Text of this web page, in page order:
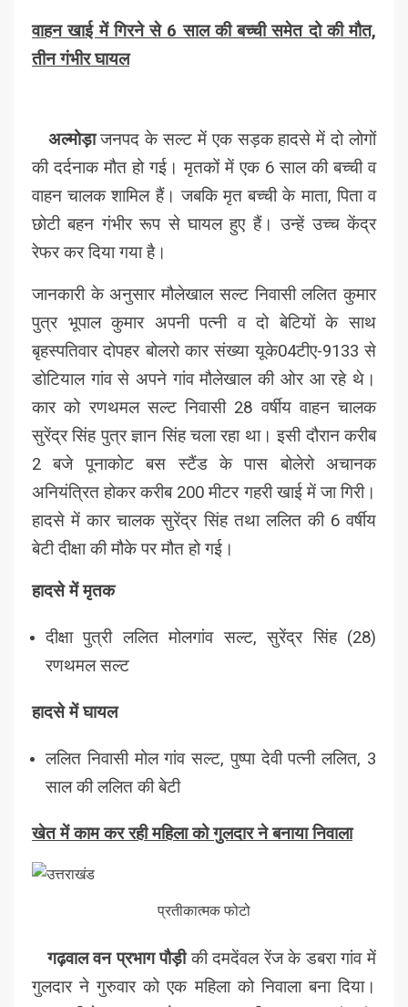
वाहन खाई में गिरने से 6 साल की बच्ची समेत दो की मौत,
तीन गंभीर घायल
अल्मोड़ाजनपद के सल्ट में एक सड़क हादसे में दो लोगों
की दर्दनाक मौत हो गई। मृतकों में एक 6 साल की बच्ची व
वाहन चालक शामिल हैं। जबकि मृत बच्ची के माता, पिता व
छोटी बहन गंभीर रूप से घायल हुए हैं। उन्हें उच्च केंद्र
रेफर कर दिया गया है।
जानकारी के अनुसार मौलेखाल सल्ट निवासी ललित कुमार
पुत्र भूपाल कुमार अपनी पत्नी व दो बेटियों के साथ
बृहस्पतिवार दोपहर बोलरो कार संख्या यूके04टीए-9133 से
डोटियाल गांव से अपने गांव मौलेखाल की ओर आ रहे थे।
कार को रणथमल सल्ट निवासी 28 वर्षीय वाहन चालक
सुरेंद्र सिंह पुत्र ज्ञान सिंह चला रहा था। इसी दौरान करीब
2 बजे पूनाकोट बस स्टैंड के पास बोलेरो अचानक
अनियंत्रित होकर करीब 200 मीटर गहरी खाई में जा गिरी।
हादसे में कार चालक सुरेंद्र सिंह तथा ललित की 6 वर्षीय
बेटी दीक्षा की मौके पर मौत हो गई।
हादसे में मृतक
दीक्षा पुत्री ललित मोलगांव सल्ट, सुरेंद्र सिंह (28)
रणथमल सल्ट
हादसे में घायल
ललित निवासी मोल गांव सल्ट, पुष्पा देवी पत्नी ललित, 3
साल की ललित की बेटी
खेत में काम कर रही महिला को गुलदार ने बनाया निवाला
प्रतीकात्मक फोटो
गढ़वाल वन प्रभाग पौड़ीकी दमदेंवल रेंज के डबरा गांव में
गुलदार ने गुरुवार को एक महिला को निवाला बना दिया।